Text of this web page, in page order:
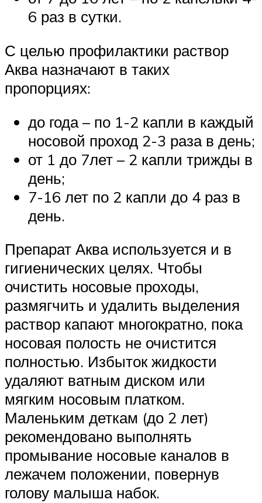
6 раз в сутки.
С целью профилактики раствор
Аква назначают в таких
пропорциях:
до года – по 1-2 капли в каждый
носовой проход 2-3 раза в день;
от 1 до 7лет – 2 капли трижды в
день;
7-16 лет по 2 капли до 4 раз в
день.
Препарат Аква используется и в
гигиенических целях. Чтобы
очистить носовые проходы,
размягчить и удалить выделения
раствор капают многократно, пока
носовая полость не очистится
полностью. Избыток жидкости
удаляют ватным диском или
мягким носовым платком.
Маленьким деткам (до 2 лет)
рекомендовано выполнять
промывание носовые каналов в
лежачем положении, повернув
голову малыша набок.